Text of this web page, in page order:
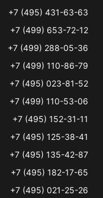
+7 (495) 431-63-63
+7 (499) 653-72-12
+7 (499) 288-05-36
+7 (499) 110-86-79
+7 (495) 023-81-52
+7 (499) 110-53-06
+7 (495) 152-31-11
+7 (495) 125-38-41
+7 (495) 135-42-87
+7 (495) 182-17-65
+7 (495) 021-25-26